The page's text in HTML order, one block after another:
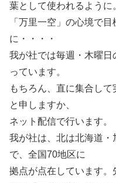
葉として使われるように
「万里一空」の心境で
に・・・・
我が社では毎週・木曜
っています。
もちろん、直に集合し
と申しますか、
ネット配信で行います。
我が社は、北は北海道・
で、全国70地区に
拠点が点在しています。